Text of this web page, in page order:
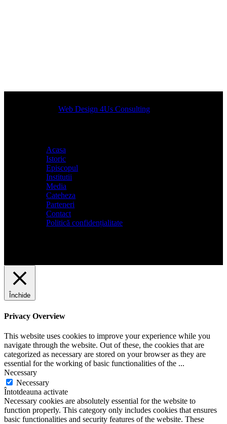
Designed byWeb Design 4Us Consulting
Acasa
Istoric
Episcopul
Institutii
Media
Cateheza
Parteneri
Contact
Politică confidențialitate
Închide
Privacy Overview
This website uses cookies to improve your experience while you
navigate through the website. Out of these, the cookies that are
categorized as necessary are stored on your browser as they are
essential for the working of basic functionalities of the ...
Necessary
Necessary
Întotdeauna activate
Necessary cookies are absolutely essential for the website to
function properly. This category only includes cookies that ensures
basic functionalities and security features of the website. These